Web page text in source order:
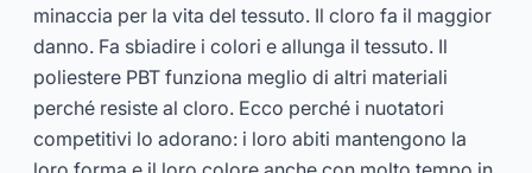
minaccia per la vita del tessuto. Il cloro fa il maggior
danno. Fa sbiadire i colori e allunga il tessuto. Il
poliestere PBT funziona meglio di altri materiali
perché resiste al cloro. Ecco perché i nuotatori
competitivi lo adorano: i loro abiti mantengono la